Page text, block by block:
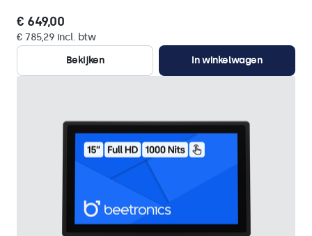
€ 649,00
€ 785,29 incl. btw
Bekijken
In winkelwagen